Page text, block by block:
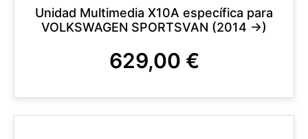
Unidad Multimedia X10A específica para
VOLKSWAGEN SPORTSVAN (2014 ->)
629,00 €